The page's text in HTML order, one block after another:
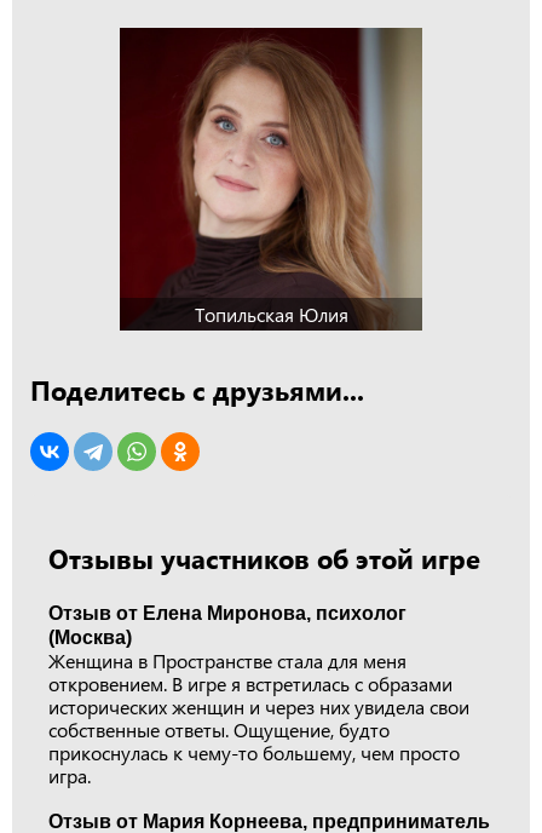
Топильская Юлия
Поделитесь с друзьями...
Отзывы участников об этой игре
Отзыв от Елена Миронова, психолог
(Москва)
Женщина в Пространстве стала для меня
откровением. В игре я встретилась с образами
исторических женщин и через них увидела свои
собственные ответы. Ощущение, будто
прикоснулась к чему-то большему, чем просто
игра.
Отзыв от Мария Корнеева, предприниматель